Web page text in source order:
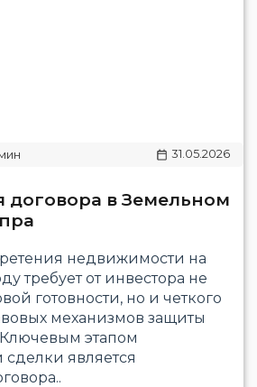
31.05.2026
договора в Земельном
недвижимости на
требует от инвестора не
готовности, но и четкого
механизмов защиты
Ключевым этапом
является